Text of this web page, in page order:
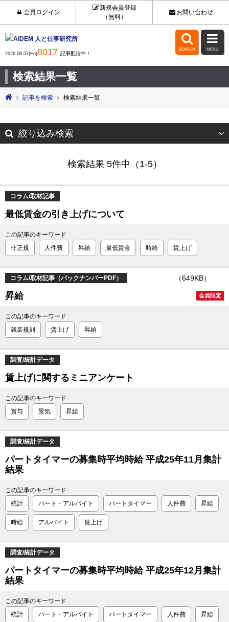
会員ログイン
新規会員登録
（無料）
お問い合わせ
2026.08.07(Fri)8017 記事配信中！

SEARCH

MENU
検索結果一覧
記事を検索 検索結果一覧
絞り込み検索
検索結果 5件中（1-5）
コラム/取材記事
最低賃金の引き上げについて
この記事のキーワード
非正規
人件費 昇給 最低賃金 時給 賃上げ
コラム/取材記事（バックナンバーPDF） （649KB）
会員限定
昇給
この記事のキーワード
就業規則
賃上げ 昇給
調査/統計データ
賃上げに関するミニアンケート
この記事のキーワード
賞与
景気 昇給
調査/統計データ
パートタイマーの募集時平均時給 平成25年11月集計
結果
この記事のキーワード
統計
パート・アルバイト パートタイマー 人件費 昇給
時給 アルバイト 賃上げ
調査/統計データ
パートタイマーの募集時平均時給 平成25年12月集計
結果
この記事のキーワード
統計
パート・アルバイト パートタイマー 人件費 昇給